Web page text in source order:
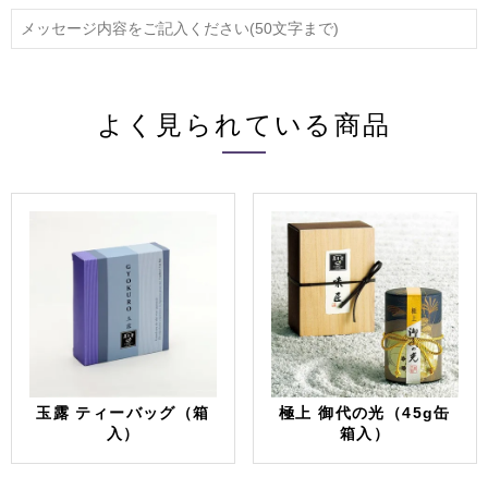
よく見られている商品
玉露 ティーバッグ（箱
入）
極上 御代の光（45g缶
箱入）